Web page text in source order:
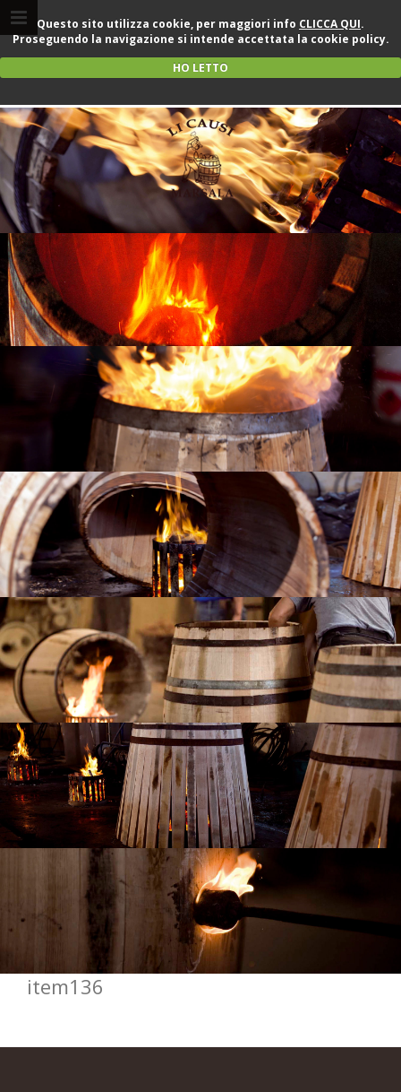
Questo sito utilizza cookie, per maggiori info CLICCA QUI.
Proseguendo la navigazione si intende accettata la cookie policy.
HO LETTO
Il fuoco amico
L'AZIENDA
INDIETRO
item136